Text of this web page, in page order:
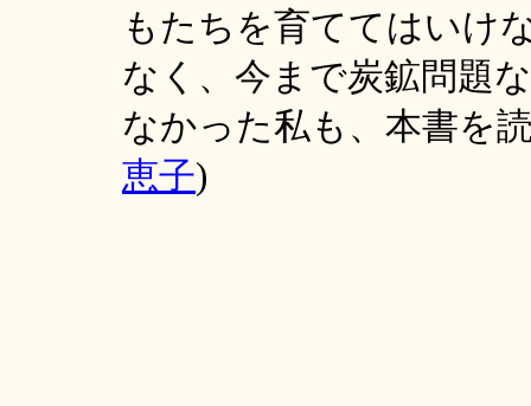
もたちを育ててはいけ
なく、今まで炭鉱問題
なかった私も、本書を
恵子)